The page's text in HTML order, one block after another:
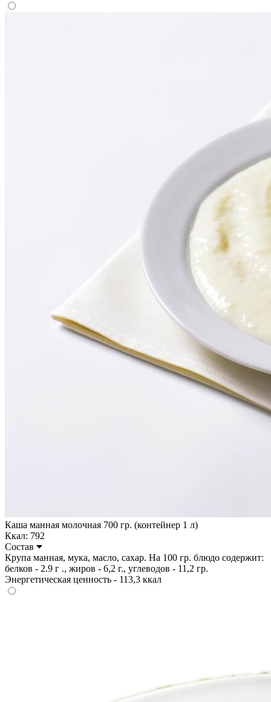
Каша манная молочная 700 гр. (контейнер 1 л)
Ккал: 792
Состав
Крупа манная, мука, масло, сахар. На 100 гр. блюдо содержит:
белков - 2.9 г ., жиров - 6,2 г., углеводов - 11,2 гр.
Энергетическая ценность - 113,3 ккал